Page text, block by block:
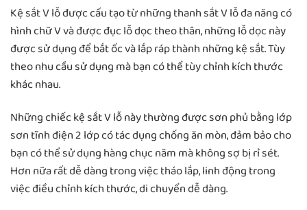
Kệ sắt V lỗ được cấu tạo từ những thanh sắt V lỗ đa năng có
hình chữ V và được đục lỗ dọc theo thân, những lỗ dọc này
được sử dụng để bắt ốc và lắp ráp thành những kệ sắt. Tùy
theo nhu cầu sử dụng mà bạn có thể tùy chỉnh kích thước
khác nhau.
Những chiếc kệ sắt V lỗ này thường được sơn phủ bằng lớp
sơn tĩnh điện 2 lớp có tác dụng chống ăn mòn, đảm bảo cho
bạn có thể sử dụng hàng chục năm mà không sợ bị rỉ sét.
Hơn nữa rất dễ dàng trong việc tháo lắp, linh động trong
việc điều chỉnh kích thước, di chuyển dễ dàng.